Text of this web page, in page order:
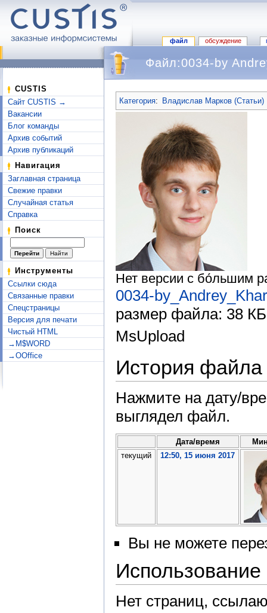
файл обсуждение
CUSTIS
Сайт CUSTIS →
Вакансии
Блог команды
Архив событий
Архив публикаций
Навигация
Заглавная страница
Свежие правки
Случайная статья
Справка
Поиск
Инструменты
Ссылки сюда
Связанные правки
Спецстраницы
Версия для печати
Чистый HTML
→M$WORD
→OOffice
Файл:0034-by
Категория: Владислав Марков (Статьи)
Нет версии с бо́льшим
0034-
размер файла: 38
MsUpload
История файла
Нажмите на дату/
выглядел файл.
Дата/время
текущий
12:50, 15 июня 2017
Вы не можете
Нет страниц,